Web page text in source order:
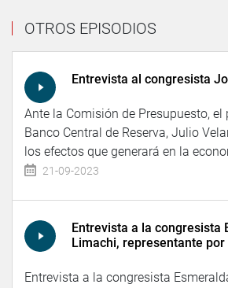
OTROS EPISODIOS
Entrevista al congresista
Ante la Comisión de Presupuesto, el
Banco Central de Reserva, Julio
los efectos que generará en la
21-09-2023
Entrevista a la congresista
Limachi, representante por
Entrevista a la congresista